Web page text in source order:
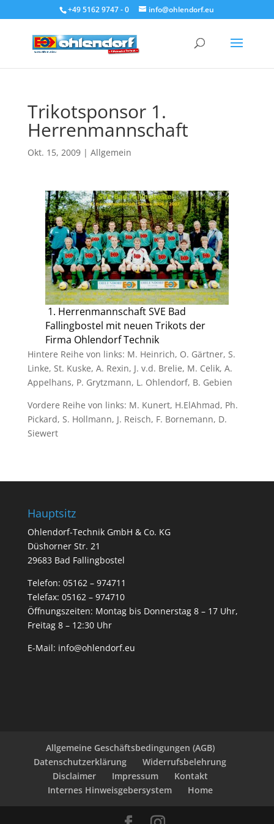
+49 5162 9747 - 0 info@ohlendorf.eu
Trikotsponsor 1.
Herrenmannschaft
Okt. 15, 2009| Allgemein
1. Herrenmannschaft SVE Bad
Fallingbostel mit neuen Trikots der
Firma Ohlendorf Technik
Hintere Reihe von links: M. Heinrich, O. Gärtner, S.
Linke, St. Kuske, A. Rexin, J. v.d. Brelie, M. Celik, A.
Appelhans, P. Grytzmann, L. Ohlendorf, B. Gebien
Vordere Reihe von links: M. Kunert, H.ElAhmad, Ph.
Pickard, S. Hollmann, J. Reisch, F. Bornemann, D.
Siewert
Hauptsitz
Ohlendorf-Technik GmbH & Co. KG
Düshorner Str. 21
29683 Bad Fallingbostel
Telefon: 05162 – 974711
Telefax: 05162 – 974710
Öffnungszeiten: Montag bis Donnerstag 8 – 17 Uhr,
Freitag 8 – 12:30 Uhr
E-Mail: info@ohlendorf.eu
Allgemeine Geschäftsbedingungen (AGB)
Datenschutzerklärung
Widerrufsbelehrung
Disclaimer
Impressum
Kontakt
Internes Hinweisgebersystem
Home